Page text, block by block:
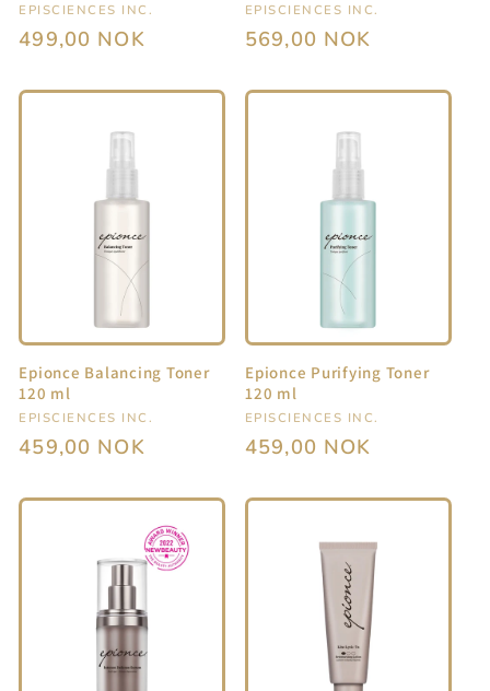
Selger:
EPISCIENCES INC.
Vanlig
499,00 NOK
Selger:
EPISCIENCES INC.
Vanlig
569,00 NOK
Epionce Balancing Toner
120 ml
Selger:
EPISCIENCES INC.
Vanlig
459,00 NOK
Epionce Purifying Toner
120 ml
Selger:
EPISCIENCES INC.
Vanlig
459,00 NOK